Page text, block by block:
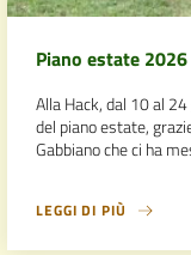
Piano estate 2026
Alla Hack, dal 10 al
del piano estate,
Gabbiano che ci ha
LEGGI DI PIÙ